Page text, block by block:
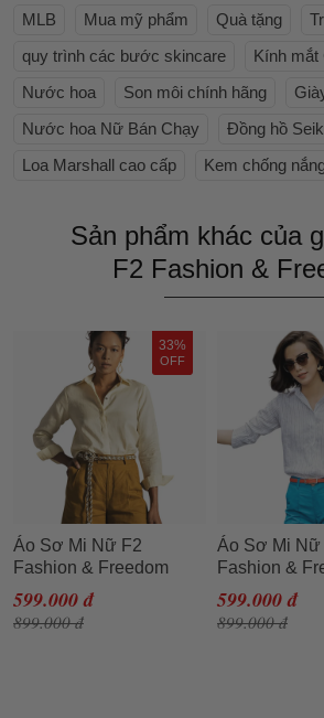
MLB Mua mỹ phẩm Quà tặng
quy trình các bước skincare
Kính mắt
Nước hoa
Son môi chính hãng
Nước hoa Nữ Bán Chạy
Đồng hồ
Loa Marshall cao cấp
Kem chống
Sản phẩm khác của
F2 Fashion &
33%
OFF
Áo Sơ Mi Nữ F2
Fashion & Freedom
Linen SMW360VN-S-
0720 Summer Get Away
Màu Vàng Nhạt Size S
599.000 đ
899.000 đ
Áo Sơ Mi Nữ
Fashion &
Linen New
SMW360-
Màu Trắng
599.000 đ
899.000 đ